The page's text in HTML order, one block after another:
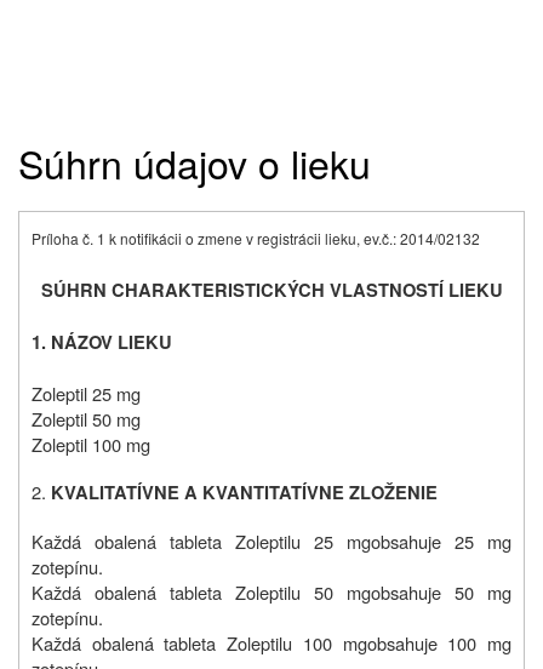
Súhrn údajov o lieku
Príloha č. 1 k notifikácii o zmene v registrácii lieku, ev.č.: 2014/02132
SÚHRN CHARAKTERISTICKÝCH VLASTNOSTÍ LIEKU
1. NÁZOV LIEKU
Zoleptil 25 mg
Zoleptil 50 mg
Zoleptil 100 mg
2. KVALITATÍVNE A KVANTITATÍVNE ZLOŽENIE
Každá obalená tableta Zoleptilu 25 mgobsahuje 25 mg
zotepínu.
Každá obalená tableta Zoleptilu 50 mgobsahuje 50 mg
zotepínu.
Každá obalená tableta Zoleptilu 100 mgobsahuje 100 mg